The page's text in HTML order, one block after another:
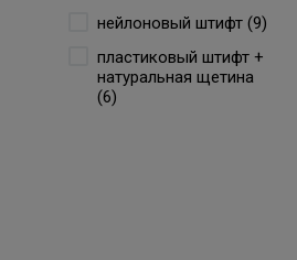
нейлоновый штифт (9)
пластиковый штифт +
натуральная щетина
(6)